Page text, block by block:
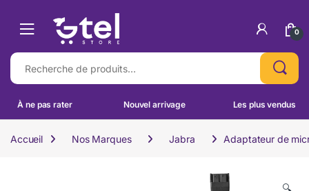
0
Recherche pour :
À ne pas rater Nouvel arrivage Les plus vendus
Accueil Nos Marques Jabra Adaptateur de
🔍